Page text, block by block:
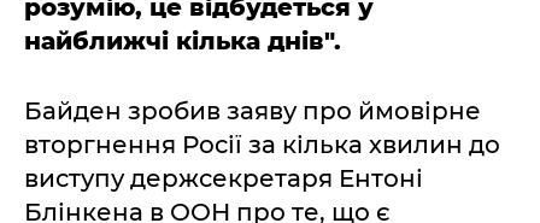
розумію, це відбудеться у
найближчі кілька днів".
Байден зробив заяву про ймовірне
вторгнення Росії за кілька хвилин до
виступу держсекретаря Ентоні
Блінкена в ООН про те, що є